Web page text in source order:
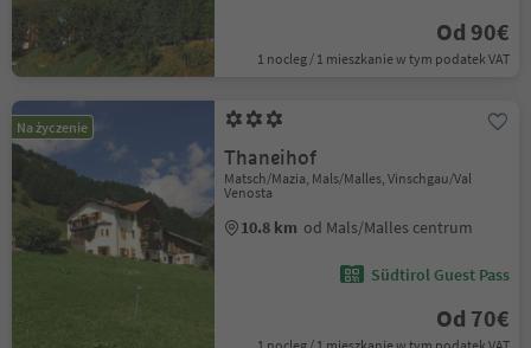
Od 90€
1 nocleg / 1 mieszkanie w tym podatek VAT
Na życzenie
Thaneihof
Matsch/Mazia, Mals/Malles, Vinschgau/Val
Venosta
10.8 km od Mals/Malles centrum
Südtirol Guest Pass
Od 70€